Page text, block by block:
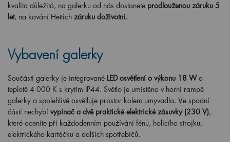
kvalita důležitá, na galerku od nás dostanete prodlouženou záruku 5
let, na kování Hettich záruku doživotní.
Vybavení galerky
Součástí galerky je integrované LED osvětlení o výkonu 18 Wa
teplotě 4 000 K s krytím IP44. Světlo je umístěno v horní rampě
galerky a spolehlivě osvětluje prostor kolem umyvadla. Ve spodní
části nechybí vypínač a dvě praktické elektrické zásuvky (230 V),
které oceníte při každodenním používání fénu, holicího strojku,
elektrického kartáčku a dalších spotřebičů.